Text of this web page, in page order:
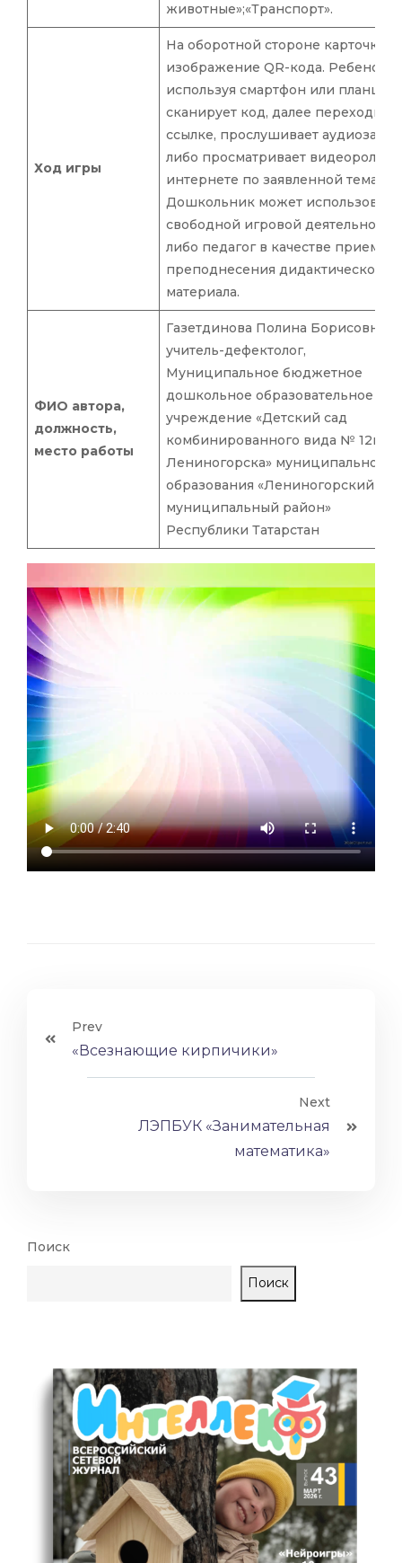
животные»;«Транспорт».
Ход игры
На оборотной стороне карточки
изображение QR-кода. Ребенок,
используя смартфон или планшет,
сканирует код, далее переходит
ссылке, прослушивает
либо просматривает видеоролик
интернете по заявленной
Дошкольник может использовать
свободной игровой деятельности
либо педагог в качестве приема
преподнесения дидактического
материала.
ФИО автора,
должность,
место работы
Газетдинова Полина Борисовна,
учитель-дефектолог,
Муниципальное бюджетное
дошкольное образовательное
учреждение «Детский сад
комбинированного вида № 12г.
Лениногорска» муниципального
образования «Лениногорский
муниципальный район»
Республики Татарстан
Prev
«Всезнающие кирпичики»
Next
ЛЭПБУК «Занимательная
математика»
Поиск
Поиск